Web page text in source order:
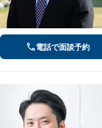
電話で面談予約